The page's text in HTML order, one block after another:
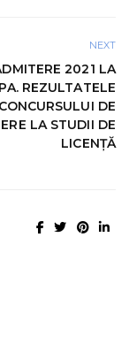
NEXT
2021 LA
REZULTATELE
CONCURSULUI DE
LA STUDII DE
LICENȚĂ